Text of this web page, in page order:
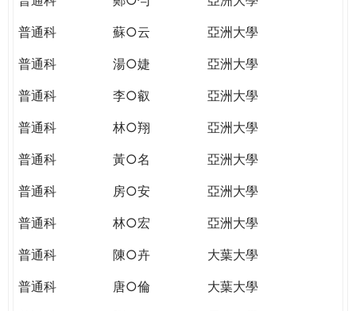
普通科
蘇○云
亞洲大學
普通科
湯○婕
亞洲大學
普通科
李○叡
亞洲大學
普通科
林○翔
亞洲大學
普通科
黃○名
亞洲大學
普通科
房○安
亞洲大學
普通科
林○宏
亞洲大學
普通科
陳○卉
大葉大學
普通科
唐○倫
大葉大學